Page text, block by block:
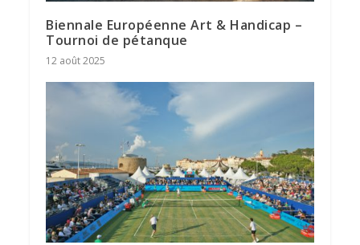
Biennale Européenne Art & Handicap –
Tournoi de pétanque
12 août 2025